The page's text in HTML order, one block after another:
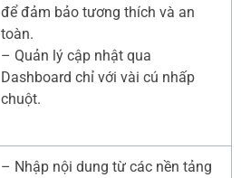
để đảm bảo tương thích và an
toàn.
– Quản lý cập nhật qua
Dashboard chỉ với vài cú nhấp
chuột.
– Nhập nội dung từ các nền tảng